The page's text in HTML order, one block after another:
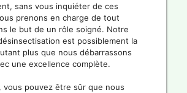
sans vous inquiéter de ces
prenons en charge de tout
le but de un rôle soigné. Notre
est possiblement la
plus que nous débarrassons
une excellence complète.
vous pouvez être sûr que nous